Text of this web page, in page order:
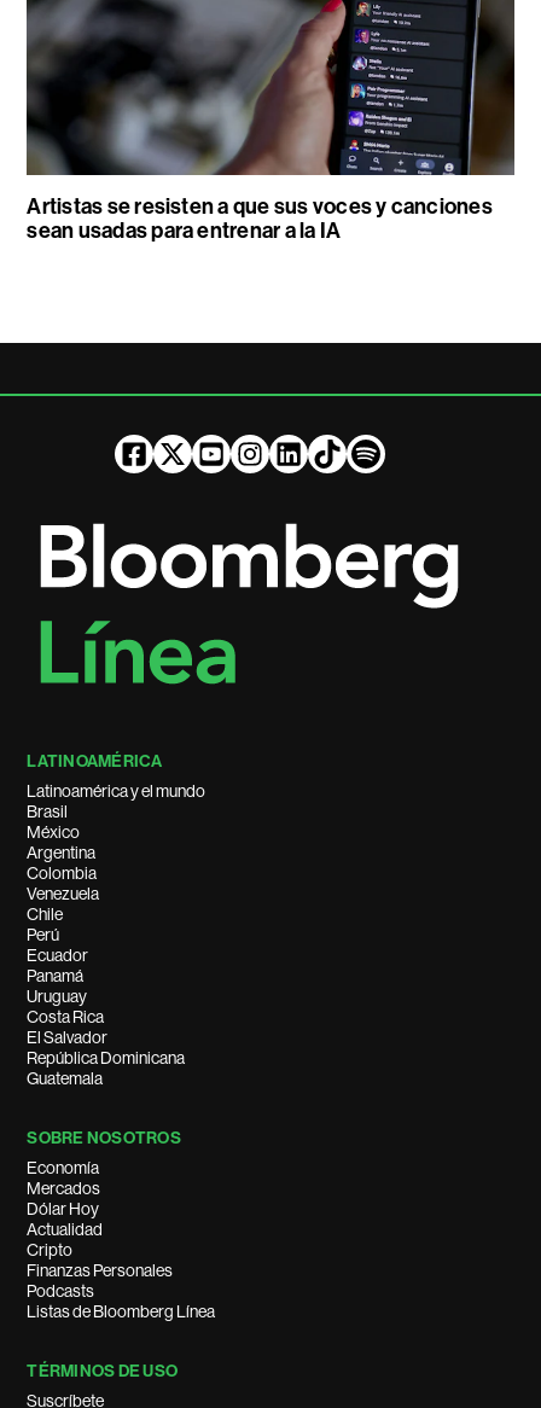
Artistas se resisten a que sus voces y canciones
sean usadas para entrenar a la IA
LATINOAMÉRICA
Latinoamérica y el mundo
Brasil
México
Argentina
Colombia
Venezuela
Chile
Perú
Ecuador
Panamá
Uruguay
Costa Rica
El Salvador
República Dominicana
Guatemala
SOBRE NOSOTROS
Economía
Mercados
Dólar Hoy
Actualidad
Cripto
Finanzas Personales
Podcasts
Listas de Bloomberg Línea
TÉRMINOS DE USO
Suscríbete